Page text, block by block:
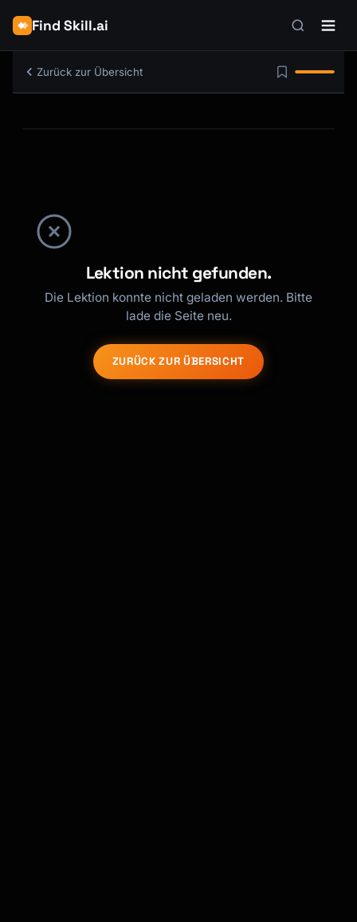
Find Skill.ai
Zurück zur Übersicht
Lektion nicht gefunden.
Die Lektion konnte nicht geladen werden. Bitte
lade die Seite neu.
ZURÜCK ZUR ÜBERSICHT